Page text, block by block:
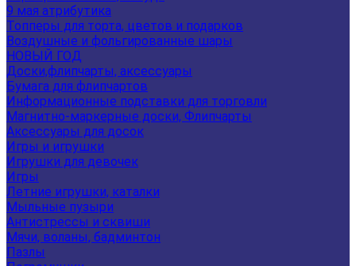
9 мая атрибутика
Топперы для торта, цветов и подарков
Воздушные и фольгированные шары
НОВЫЙ ГОД
Доски,флипчарты, аксессуары
Бумага для флипчартов
Информационные подставки для торговли
Магнитно-маркерные доски, Флипчарты
Аксессуары для досок
Игры и игрушки
Игрушки для девочек
Игры
Летние игрушки, каталки
Мыльные пузыри
Антистрессы и сквиши
Мячи, воланы, бадминтон
Пазлы